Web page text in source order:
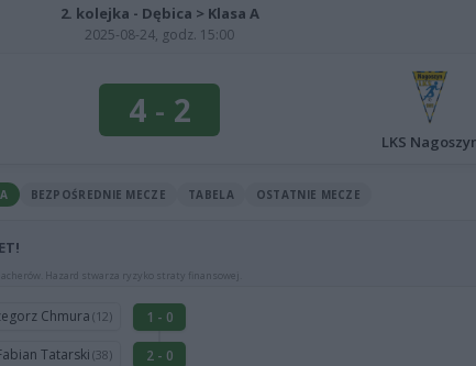
2. kolejka - Dębica > Klasa A
2025-08-24, godz. 15:00
4 - 2
LKS
BEZPOŚREDNIE MECZE TABELA OSTATNIE MECZE
Hazard stwarza ryzyko straty finansowej.
Chmura (12) 1 - 0
Tatarski (38) 2 - 0